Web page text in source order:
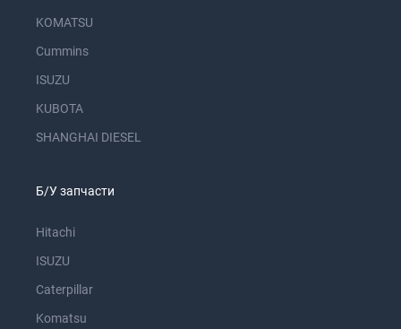
KOMATSU
Cummins
ISUZU
KUBOTA
SHANGHAI DIESEL
Б/У запчасти
Hitachi
ISUZU
Caterpillar
Komatsu